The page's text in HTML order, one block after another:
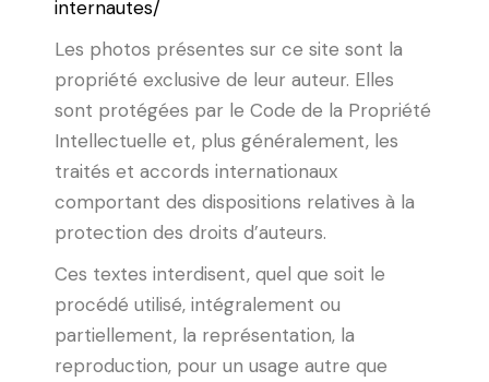
internautes/
Les photos présentes sur ce site sont la
propriété exclusive de leur auteur. Elles
sont protégées par le Code de la Propriété
Intellectuelle et, plus généralement, les
traités et accords internationaux
comportant des dispositions relatives à la
protection des droits d’auteurs.
Ces textes interdisent, quel que soit le
procédé utilisé, intégralement ou
partiellement, la représentation, la
reproduction, pour un usage autre que